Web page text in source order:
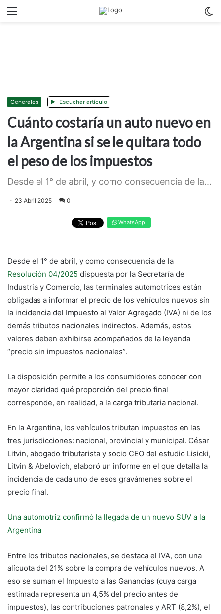
Generales Escuchar artículo
Cuánto costaría un auto nuevo en
la Argentina si se le quitara todo
el peso de los impuestos
Desde el 1° de abril, y como consecuencia de la...
23 Abril 2025 0
WhatsApp
Desde el 1° de abril, y como consecuencia de la
Resolución 04/2025 dispuesta por la Secretaría de
Industria y Comercio, las terminales automotrices están
obligadas a informar el precio de los vehículos nuevos sin
la incidencia del Impuesto al Valor Agregado (IVA) ni de los
demás tributos nacionales indirectos. Además, estos
valores deben exhibirse acompañados de la leyenda
“precio sin impuestos nacionales”.
La disposición permite a los consumidores conocer con
mayor claridad qué proporción del precio final
corresponde, en realidad, a la carga tributaria nacional.
En la Argentina, los vehículos tributan impuestos en las
tres jurisdicciones: nacional, provincial y municipal. César
Litvin, abogado tributarista y socio CEO del estudio Lisicki,
Litvin & Abelovich, elaboró un informe en el que detalla la
incidencia de cada uno de esos gravámenes sobre el
precio final.
Una automotriz confirmó la llegada de un nuevo SUV a la
Argentina
Entre los tributos nacionales, se destaca el IVA, con una
alícuota del 21% sobre la compra de vehículos nuevos. A
eso se suman el Impuesto a las Ganancias (cuya carga
estimada representa un 4,5% del precio antes de
impuestos), las contribuciones patronales y ART (8,2%), el